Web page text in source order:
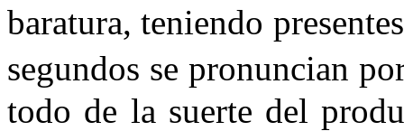
baratura, teniendo
segundos se pronuncian
todo de la suerte del